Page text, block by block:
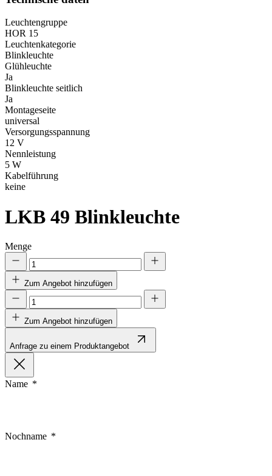
Leuchtengruppe
HOR 15
Leuchtenkategorie
Blinkleuchte
Glühleuchte
Ja
Blinkleuchte seitlich
Ja
Montageseite
universal
Versorgungsspannung
12 V
Nennleistung
5 W
Kabelführung
keine
LKB 49 Blinkleuchte
Menge
Zum Angebot hinzufügen
Zum Angebot hinzufügen
Anfrage zu einem Produktangebot
Name
Nochname